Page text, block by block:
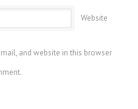
Website
and website in this browser